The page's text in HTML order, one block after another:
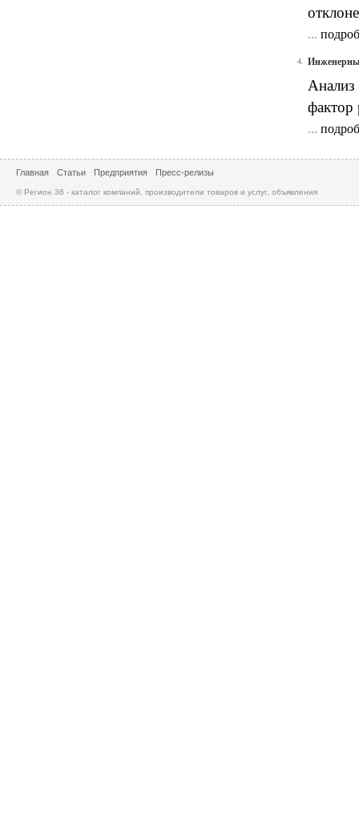
...
4.
фактор
...
Главная Статьи Предприятия Пресс-релизы
© Регион 36 - каталог компаний, производители товаров и услуг, объявления